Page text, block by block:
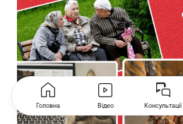
Головна Відео Консультації